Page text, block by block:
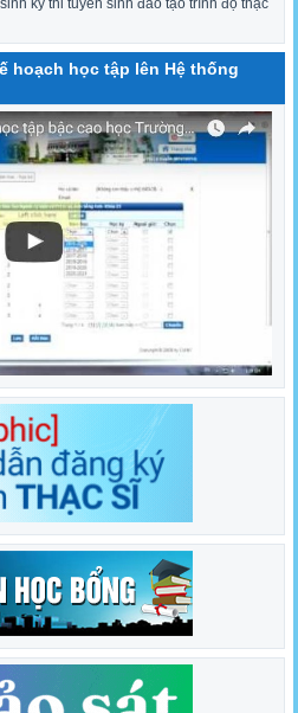
kỳ thi tuyển sinh đào tạo trình độ thạc
hoạch học tập lên Hệ thống